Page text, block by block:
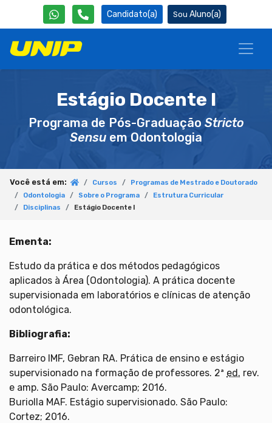
Candidato(a) Aluno(a)
Estágio Docente I
Programa de Pós-Graduação Stricto
Sensu em Odontologia
Você está em: Cursos
Programas de Mestrado e Doutorado
Odontologia
Sobre o Programa
Estrutura Curricular
Disciplinas
Estágio Docente I
Ementa:
Estudo da prática e dos métodos pedagógicos
aplicados à Área (Odontologia). A prática docente
supervisionada em laboratórios e clínicas de atenção
odontológica.
Bibliografia:
Barreiro IMF, Gebran RA. Prática de ensino e estágio
supervisionado na formação de professores. 2ª ed. rev.
e amp. São Paulo: Avercamp; 2016.
Buriolla MAF. Estágio supervisionado. São Paulo:
Cortez; 2016.